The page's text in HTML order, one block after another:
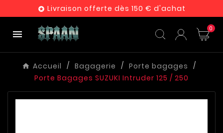
 Livraison offerte dès 150 € d'achat
 0
Accueil Bagagerie
Porte bagages
Porte Bagages SUZUKI Intruder 125 / 250